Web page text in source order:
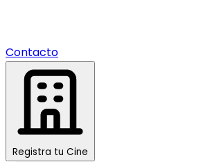
Contacto
Registra tu Cine